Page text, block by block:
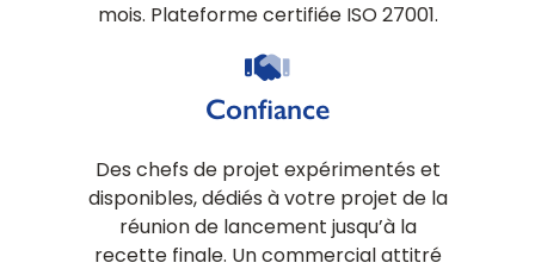
mois. Plateforme certifiée ISO 27001.
Confiance
Des chefs de projet expérimentés et
disponibles, dédiés à votre projet de la
réunion de lancement jusqu’à la
recette finale. Un commercial attitré